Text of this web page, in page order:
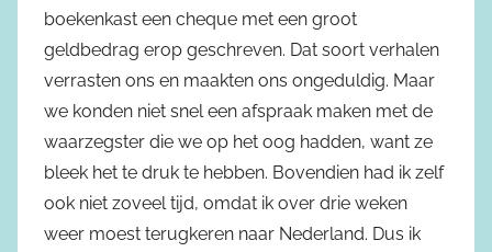
boekenkast een cheque met een groot
geldbedrag erop geschreven. Dat soort verhalen
verrasten ons en maakten ons ongeduldig. Maar
we konden niet snel een afspraak maken met de
waarzegster die we op het oog hadden, want ze
bleek het te druk te hebben. Bovendien had ik zelf
ook niet zoveel tijd, omdat ik over drie weken
weer moest terugkeren naar Nederland. Dus ik